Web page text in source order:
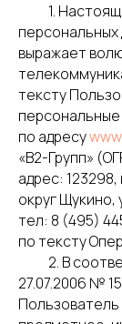
1.
выражает
тексту
по адресу
«В2-Групп»
адрес:
округ Щукино,
тел: 8 (495)
по тексту
2. В
27.07.2006 №